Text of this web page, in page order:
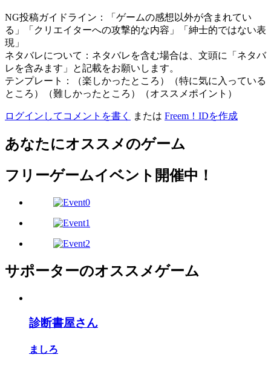
NG投稿ガイドライン：「ゲームの感想以外が含まれてい
る」「クリエイターへの攻撃的な内容」「紳士的ではない表
現」
ネタバレについて：ネタバレを含む場合は、文頭に「ネタバ
レを含みます」と記載をお願いします。
テンプレート：（楽しかったところ）（特に気に入っている
ところ）（難しかったところ）（オススメポイント）
ログインしてコメントを書く または Freem！IDを作成
あなたにオススメのゲーム
フリーゲームイベント開催中！
サポーターのオススメゲーム
診断書屋さん
ましろ